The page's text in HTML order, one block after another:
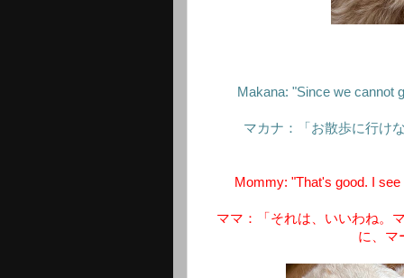
Makana: "Since we cannot
マカナ：「お散歩に行け
Mommy: "That's good. I
ママ：「それは、いいわね。
に、マ